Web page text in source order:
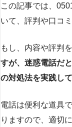
この記事では、
いて、評判や口コ
もし、内容や評判
すが、迷惑電話だ
の対処法を実践し
電話は便利な道具
りますので、適切